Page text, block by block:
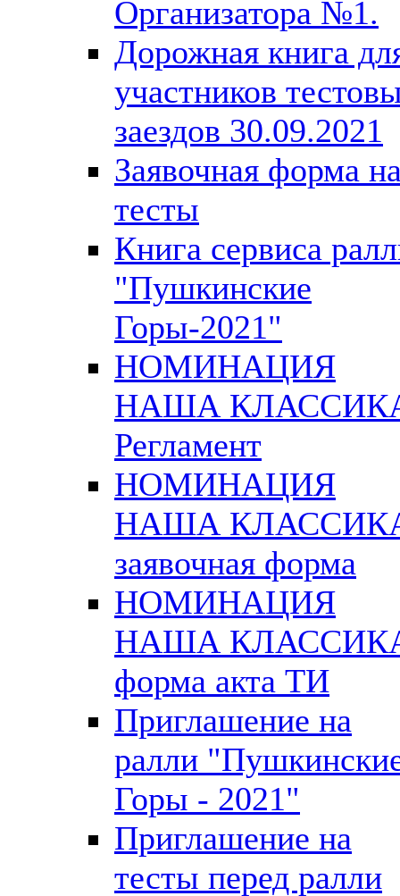
Организатора №1.
Дорожная книга
участников
заездов 30.09.2021
Заявочная форма
тесты
Книга сервиса
"Пушкинские
Горы-2021"
НОМИНАЦИЯ
НАША
Регламент
НОМИНАЦИЯ
НАША
заявочная форма
НОМИНАЦИЯ
НАША
форма акта ТИ
Приглашение на
ралли
Горы - 2021"
Приглашение на
тесты перед ралли